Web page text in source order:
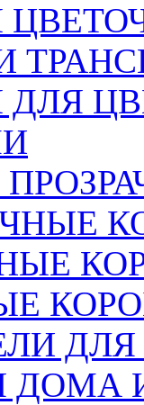
ДЛЯ
ДОМА